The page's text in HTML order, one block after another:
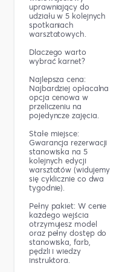
uprawniający do
udziału w 5 kolejnych
spotkaniach
warsztatowych.
Dlaczego warto
wybrać karnet?
Najlepsza cena:
Najbardziej opłacalna
opcja cenowa w
przeliczeniu na
pojedyncze zajęcia.
Stałe miejsce:
Gwarancja rezerwacji
stanowiska na 5
kolejnych edycji
warsztatów (widujemy
się cyklicznie co dwa
tygodnie).
Pełny pakiet: W cenie
każdego wejścia
otrzymujesz model
oraz pełny dostęp do
stanowiska, farb,
pędzli i wiedzy
instruktora.